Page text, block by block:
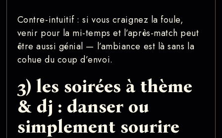
Contre-intuitif : si vous craignez la foule,
venir pour la mi-temps et l’après-match peut
être aussi génial — l’ambiance est là sans la
cohue du coup d’envoi.
3) les soirées à thème
& dj : danser ou
simplement sourire